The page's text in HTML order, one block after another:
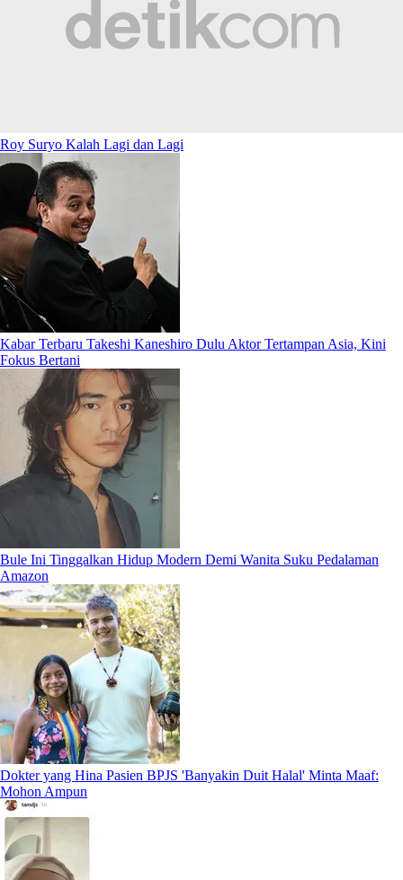
Roy Suryo Kalah Lagi dan Lagi
Kabar Terbaru Takeshi Kaneshiro Dulu Aktor Tertampan Asia, Kini
Fokus Bertani
Bule Ini Tinggalkan Hidup Modern Demi Wanita Suku Pedalaman
Amazon
Dokter yang Hina Pasien BPJS 'Banyakin Duit Halal' Minta Maaf:
Mohon Ampun